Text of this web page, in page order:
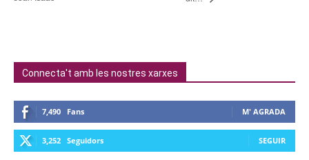
Connecta't amb les nostres xarxes
7,490 Fans M' AGRADA
3,252 Seguidors SEGUIR